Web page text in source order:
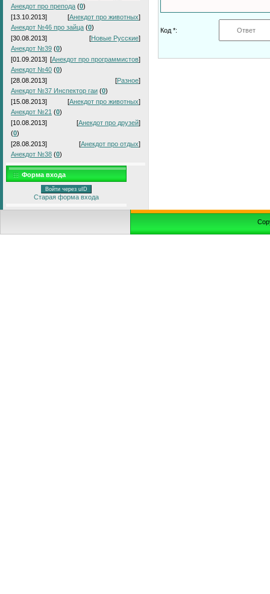
Анекдот про препода (0)
[13.10.2013]
[Анекдот про животных]
Анекдот №46 про зайца (0)
[30.08.2013]
[Новые Русские]
Анекдот №39 (0)
[01.09.2013] [Анекдот про программистов]
Анекдот №40 (0)
[28.08.2013]
[Разное]
Анекдот №37 Инспектор гаи (0)
[15.08.2013]
[Анекдот про животных]
Анекдот №21 (0)
[10.08.2013]
[Анекдот про друзей]
(0)
[28.08.2013]
[Анекдот про отдых]
Анекдот №38 (0)
Форма входа
Войти через uID
Старая форма входа
Код *: